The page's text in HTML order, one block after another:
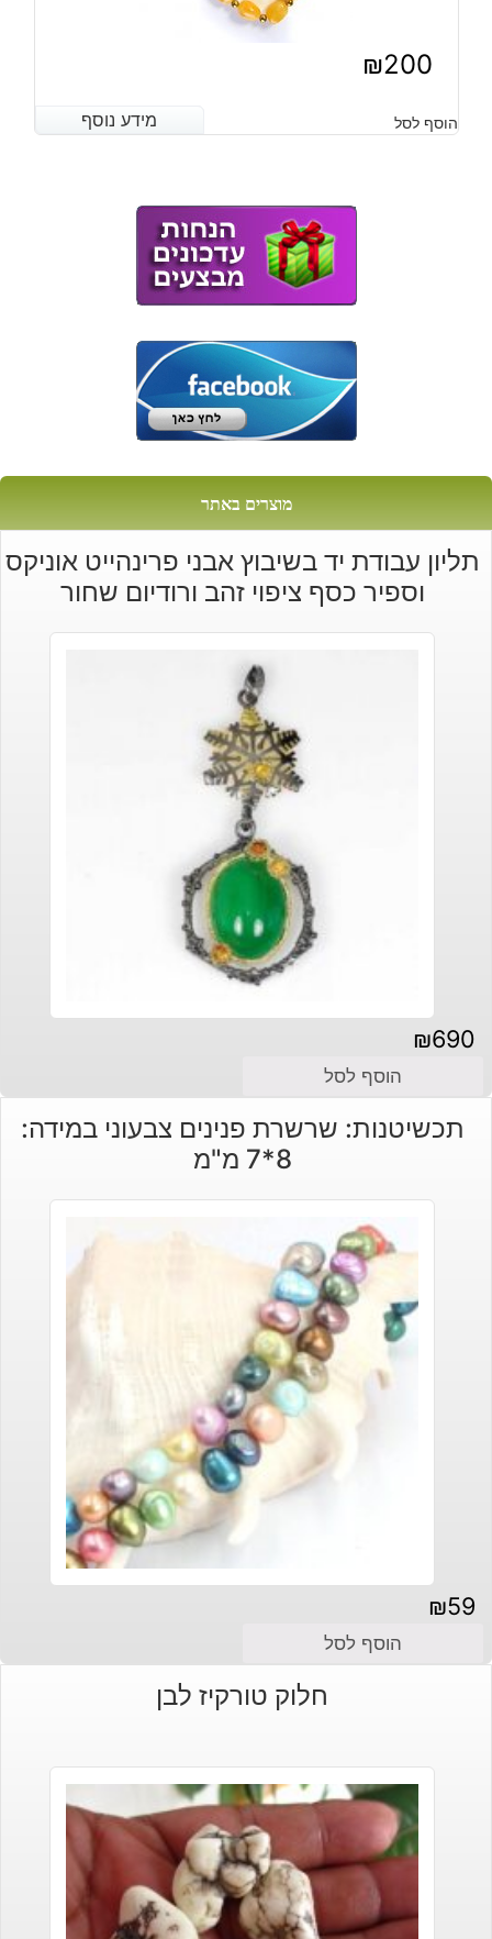
₪200
מידע נוסף הוסף לסל מידע נוסף
מוצרים באתר
תליון עבודת יד בשיבוץ אבני פרינהייט אוניקס
וספיר כסף ציפוי זהב ורודיום שחור
₪690
הוסף לסל
תכשיטנות: שרשרת פנינים צבעוני במידה:
8*7 מ"מ
₪59
הוסף לסל
חלוק טורקיז לבן